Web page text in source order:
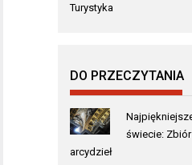
Turystyka
DO PRZECZYTANIA
świecie:
arcydzieł